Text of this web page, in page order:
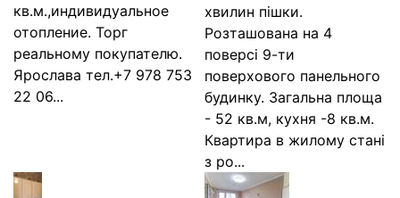
кв.м.,индивидуальное
отопление. Торг
реальному покупателю.
Ярослава тел.+7 978 753
22 06...
хвилин пішки.
Розташована на 4
поверсі 9-ти
поверхового панельного
будинку. Загальна площа
- 52 кв.м, кухня -8 кв.м.
Квартира в жилому стані
з ро...